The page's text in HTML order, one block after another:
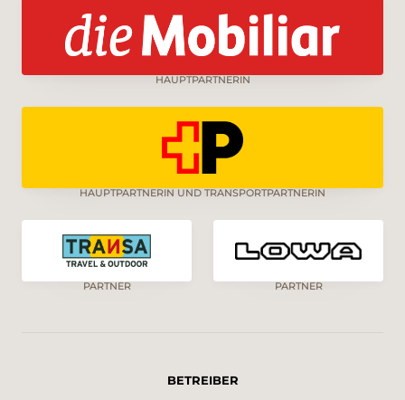
HAUPTPARTNERIN
HAUPTPARTNERIN UND TRANSPORTPARTNERIN
PARTNER PARTNER
BETREIBER